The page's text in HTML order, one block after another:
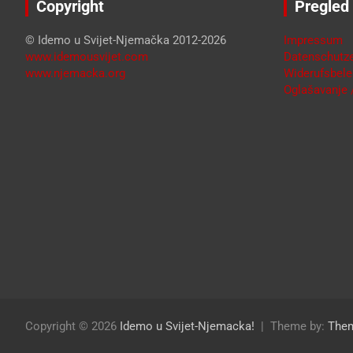
Copyright
© Idemo u Svijet-Njemačka 2012-2026
www.idemousvijet.com
www.njemacka.org
Pregled
Impressum
Copyright © 2026 Idemo u Svijet-Njemacka! Theme by: